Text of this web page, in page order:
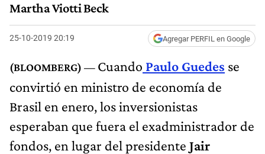
Martha Viotti Beck
25-10-2019 20:19 Agregar PERFIL en Google
Cuando Paulo Guedes se
convirtió en ministro de economía de
Brasil en enero, los inversionistas
esperaban que fuera el exadministrador de
fondos, en lugar del presidente Jair